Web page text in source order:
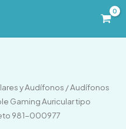
y Audífonos /Audífonos
Gaming Auricular tipo
981-000977